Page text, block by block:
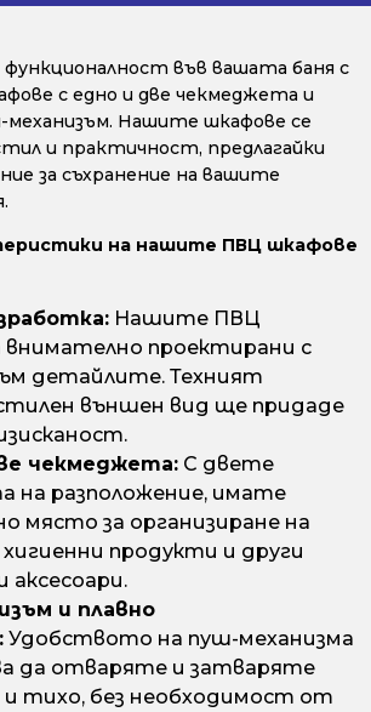
във вашата баня с
с едно и две чекмеджета и
Нашите шкафове се
и практичност, предлагайки
за съхранение на вашите
на нашите ПВЦ шкафове
Нашите ПВЦ
внимателно проектирани с
детайлите. Техният
външен вид ще придаде
чекмеджета: С двете
на разположение, имате
място за организиране на
продукти и други
аксесоари.
и плавно
Удобството на пуш-механизма
да отваряте и затваряте
и тихо, без необходимост от